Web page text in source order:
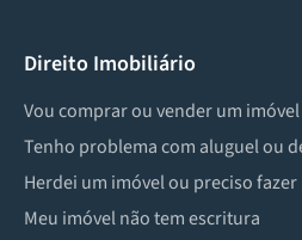
Direito Imobiliário
Vou comprar ou vender um imóvel
Tenho problema com aluguel ou
Herdei um imóvel ou preciso
Meu imóvel não tem escritura